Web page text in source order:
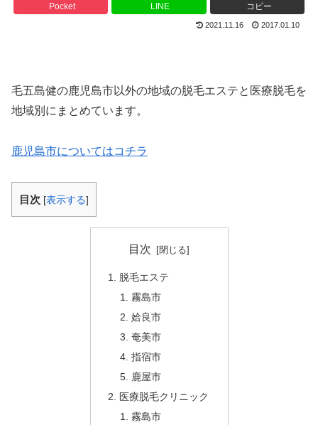
Pocket LINE コピー
2021.11.16 2017.01.10
毛五島健の鹿児島市以外の地域の脱毛エステと医療脱毛を
地域別にまとめています。
鹿児島市についてはコチラ
目次 [表示する]
目次
脱毛エステ
霧島市
姶良市
奄美市
指宿市
鹿屋市
医療脱毛クリニック
霧島市